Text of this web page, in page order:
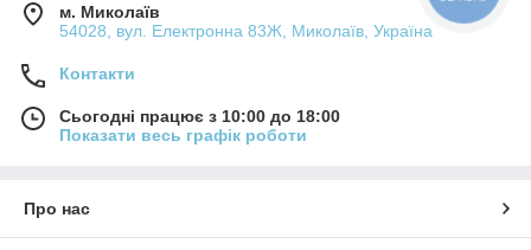
м. Миколаїв
54028, вул. Електронна 83Ж, Миколаїв, Україна
Контакти
Сьогодні працює з 10:00 до 18:00
Показати весь графік роботи
Про нас